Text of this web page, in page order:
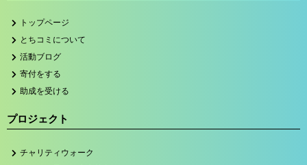
トップページ
とちコミについて
活動ブログ
寄付をする
助成を受ける
プロジェクト
チャリティウォーク